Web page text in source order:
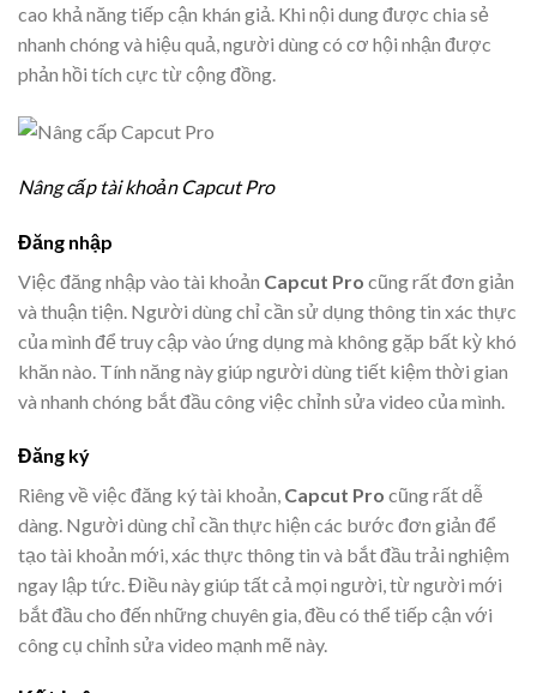
cao khả năng tiếp cận khán giả. Khi nội dung được chia sẻ
nhanh chóng và hiệu quả, người dùng có cơ hội nhận được
phản hồi tích cực từ cộng đồng.
Nâng cấp tài khoản Capcut Pro
Đăng nhập
Việc đăng nhập vào tài khoản Capcut Pro cũng rất đơn giản
và thuận tiện. Người dùng chỉ cần sử dụng thông tin xác thực
của mình để truy cập vào ứng dụng mà không gặp bất kỳ khó
khăn nào. Tính năng này giúp người dùng tiết kiệm thời gian
và nhanh chóng bắt đầu công việc chỉnh sửa video của mình.
Đăng ký
Riêng về việc đăng ký tài khoản, Capcut Pro cũng rất dễ
dàng. Người dùng chỉ cần thực hiện các bước đơn giản để
tạo tài khoản mới, xác thực thông tin và bắt đầu trải nghiệm
ngay lập tức. Điều này giúp tất cả mọi người, từ người mới
bắt đầu cho đến những chuyên gia, đều có thể tiếp cận với
công cụ chỉnh sửa video mạnh mẽ này.